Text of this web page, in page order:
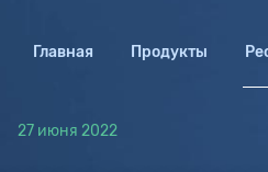
Главная Продукты
27 июня 2022